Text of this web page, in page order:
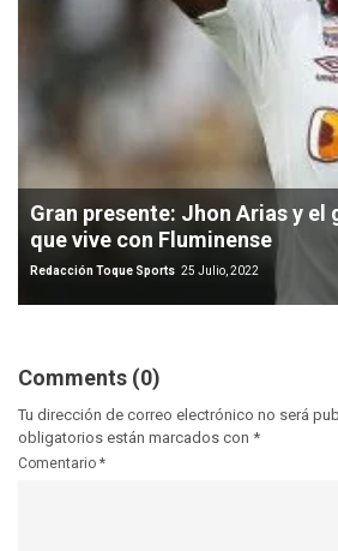
Gran presente: Jhon Arias y el
que vive con Fluminense
Redacción Toque Sports 25 Julio, 2022
Comments (0)
Tu dirección de correo electrónico no será
obligatorios están marcados con *
Comentario *